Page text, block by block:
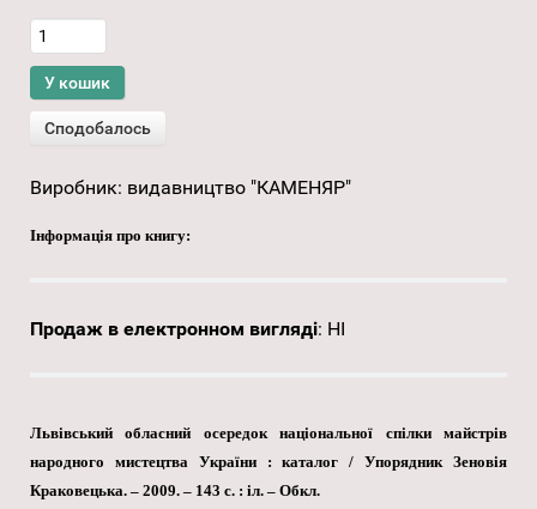
Виробник: видавництво "КАМЕНЯР"
Інформація про книгу:
Продаж в електронном вигляді: НІ
Львівський обласний осередок національної спілки майстрів
народного мистецтва України : каталог / Упорядник Зеновія
Краковецька. – 2009. – 143 с. : іл. – Обкл.